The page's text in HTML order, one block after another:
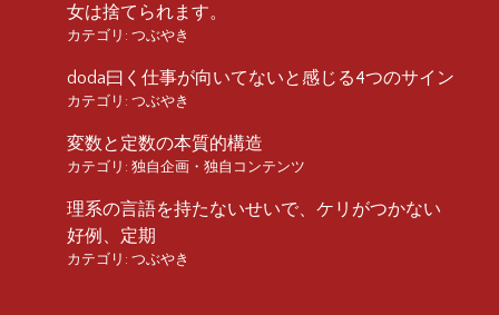
女は捨てられます。
カテゴリ: つぶやき
doda曰く仕事が向いてないと感じる4つのサイン
カテゴリ: つぶやき
変数と定数の本質的構造
カテゴリ: 独自企画・独自コンテンツ
理系の言語を持たないせいで、ケリがつかない
好例、定期
カテゴリ: つぶやき